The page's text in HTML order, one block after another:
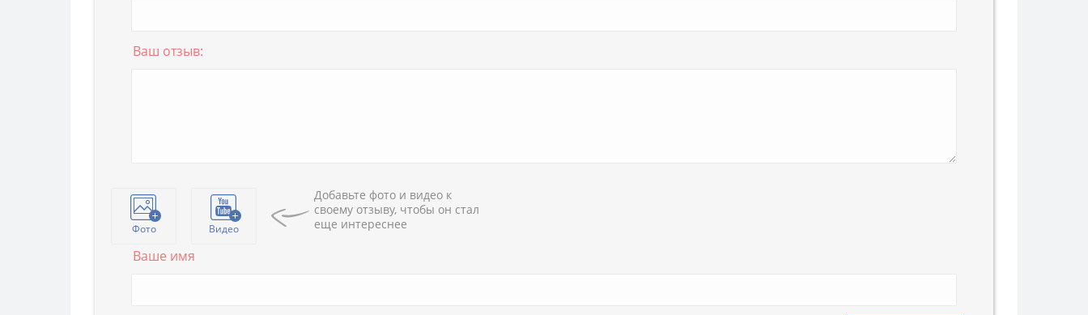
Ваш отзыв:
Фото Видео
Добавьте фото и видео к
своему отзыву, чтобы он стал
еще интереснее
Ваше имя